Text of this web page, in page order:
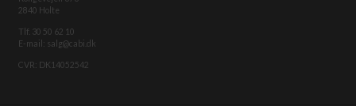
2840 Holte
Tlf. 30 50 62 10
E-mail: salg@cabi.dk
CVR: DK14052542